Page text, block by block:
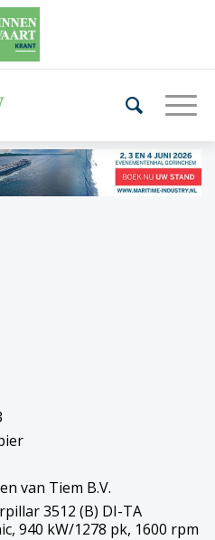
van Tiem B.V.
3512 (B) DI-TA
940 kW/1278 pk, 1600 rpm